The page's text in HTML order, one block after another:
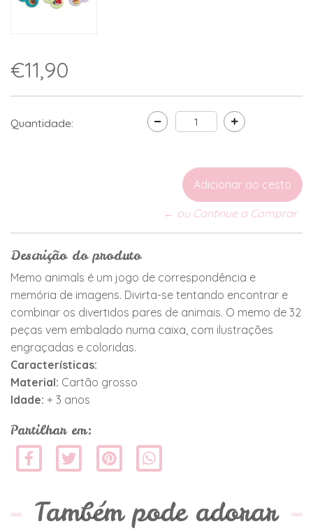
€11,90
Quantidade:
← ou Continue a Comprar
Descrição do produto
Memo animals é um jogo de correspondência e
memória de imagens. Divirta-se tentando encontrar e
combinar os divertidos pares de animais. O memo de 32
peças vem embalado numa caixa, com ilustrações
engraçadas e coloridas.
Características:
Material: Cartão grosso
Idade: + 3 anos
Partilhar em:
Também pode adorar